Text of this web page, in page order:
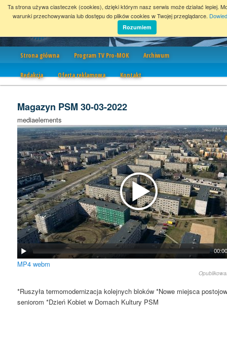
Strona główna Program TV Pro-MOK Archiwum
Redakcja Oferta reklamowa Kontakt
Magazyn PSM 30-03-2022
mediaelements
MP4 webm
*Ruszyła termomodernizacja kolejnych bloków *Nowe miejsca
seniorom *Dzień Kobiet w Domach Kultury PSM
Ta strona używa ciasteczek (cookies), dzięki którym nasz serwis może działać lepiej.
warunki przechowywania lub dostępu do plików cookies w Twojej przeglądarce.
Rozumiem